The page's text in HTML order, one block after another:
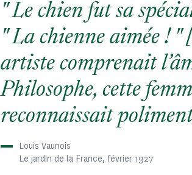
Le chien fut sa
La chienne aimée !
artiste comprenait
Philosophe, cette
reconnaissait poliment
Louis Vaunois
Le jardin de la France, février 1927